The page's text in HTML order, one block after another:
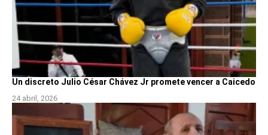
Un discreto Julio César Chávez Jr promete vencer a Caicedo
24 abril, 2026